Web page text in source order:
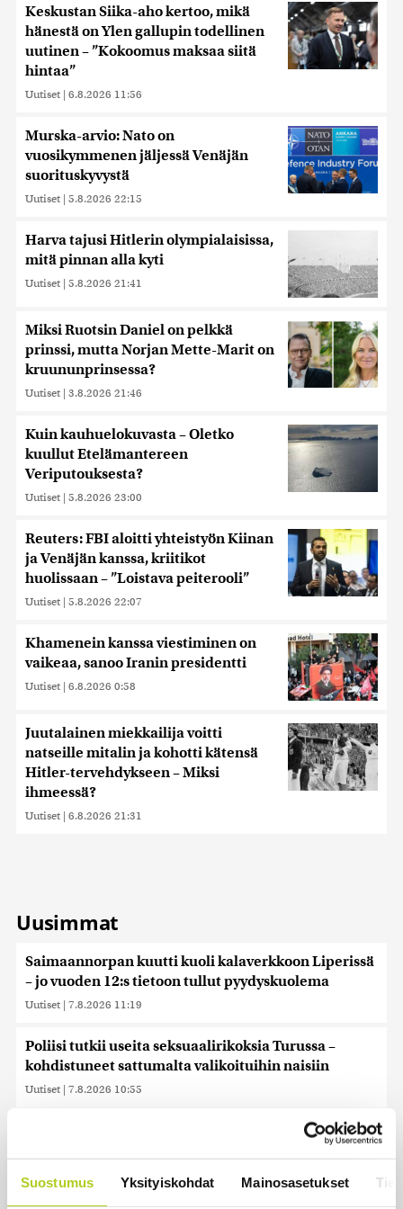
Suostumus Yksityiskohdat Mainosasetukset
Keskustan Siika-aho kertoo, mikä
hänestä on Ylen gallupin todellinen
uutinen – ”Kokoomus maksaa siitä
hintaa”
Uutiset | 6.8.2026 11:56
Murska-arvio: Nato on
vuosikymmenen jäljessä Venäjän
suorituskyvystä
Uutiset | 5.8.2026 22:15
Harva tajusi Hitlerin olympialaisissa,
mitä pinnan alla kyti
Uutiset | 5.8.2026 21:41
Miksi Ruotsin Daniel on pelkkä
prinssi, mutta Norjan Mette-Marit on
kruununprinsessa?
Uutiset | 3.8.2026 21:46
Kuin kauhuelokuvasta – Oletko
kuullut Etelämantereen
Veriputouksesta?
Uutiset | 5.8.2026 23:00
Reuters: FBI aloitti yhteistyön Kiinan
ja Venäjän kanssa, kriitikot
huolissaan – ”Loistava peiterooli”
Uutiset | 5.8.2026 22:07
Khamenein kanssa viestiminen on
vaikeaa, sanoo Iranin presidentti
Uutiset | 6.8.2026 0:58
Juutalainen miekkailija voitti
natseille mitalin ja kohotti kätensä
Hitler-tervehdykseen – Miksi
ihmeessä?
Uutiset | 6.8.2026 21:31
Uusimmat
Saimaannorpan kuutti kuoli kalaverkkoon Liperissä
– jo vuoden 12:s tietoon tullut pyydyskuolema
Uutiset | 7.8.2026 11:19
Poliisi tutkii useita seksuaalirikoksia Turussa –
kohdistuneet sattumalta valikoituihin naisiin
Uutiset | 7.8.2026 10:55
Keskustan Savola: Sikarutto testaa hallituksen